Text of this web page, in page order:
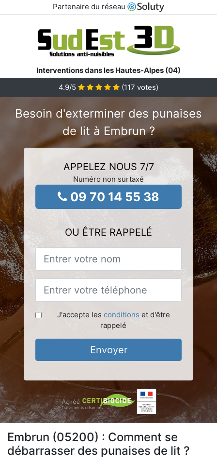
Partenaire du réseau
Interventions dans les Hautes-Alpes (04)
4.9/5 (117 votes)
Besoin d'exterminer des punaises
de lit à Embrun ?
APPELEZ NOUS 7/7
Numéro non surtaxé
09 70 14 55 38
OU ÊTRE RAPPELÉ
J'accepte les conditions et d'être
rappelé
Envoyer
Embrun (05200) : Comment se
débarrasser des punaises de lit ?